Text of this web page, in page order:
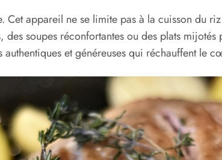
Cet appareil ne se limite pas à la cuisson du
soupes réconfortantes ou des plats
authentiques et généreuses qui réchauffent le